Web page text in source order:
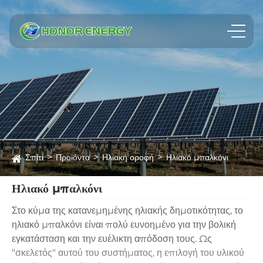
Σπίτι Προϊόντα Ηλιακή οροφή Ηλιακό μπαλκόνι
Ηλιακό μπαλκόνι
Στο κύμα της κατανεμημένης ηλιακής δημοτικότητας, το
ηλιακό μπαλκόνι είναι πολύ ευνοημένο για την βολική
εγκατάσταση και την ευέλικτη απόδοση τους. Ως
"σκελετός" αυτού του συστήματος, η επιλογή του υλικού